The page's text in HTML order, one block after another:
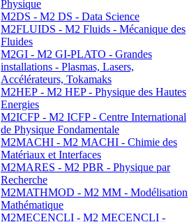
Physique
M2DS - M2 DS - Data Science
M2FLUIDS - M2 Fluids - Mécanique des
Fluides
M2GI - M2 GI-PLATO - Grandes
installations - Plasmas, Lasers,
Accélérateurs, Tokamaks
M2HEP - M2 HEP - Physique des Hautes
Energies
M2ICFP - M2 ICFP - Centre International
de Physique Fondamentale
M2MACHI - M2 MACHI - Chimie des
Matériaux et Interfaces
M2MARES - M2 PBR - Physique par
Recherche
M2MATHMOD - M2 MM - Modélisation
Mathématique
M2MECENCLI - M2 MECENCLI -